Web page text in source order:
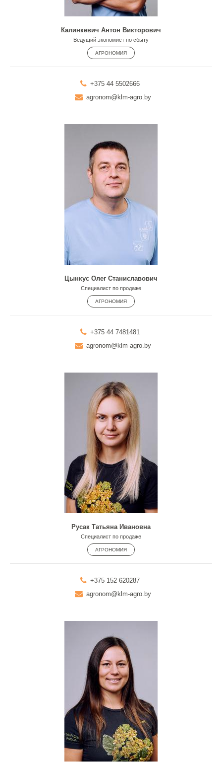
Калинкевич Антон Викторович
Ведущий экономист по сбыту
АГРОНОМИЯ
+375 44 5502666
agronom@klm-agro.by
Цынкус Олег Станиславович
Специалист по продаже
АГРОНОМИЯ
+375 44 7481481
agronom@klm-agro.by
Русак Татьяна Ивановна
Специалист по продаже
АГРОНОМИЯ
+375 152 620287
agronom@klm-agro.by